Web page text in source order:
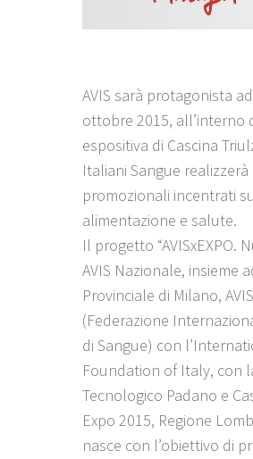
AVIS sarà protagonista
ottobre 2015, all’interno
espositiva di Cascina
Italiani Sangue
promozionali incentrati
alimentazione e salute.
Il progetto “AVISxEXPO.
AVIS Nazionale, insieme
Provinciale di Milano,
(Federazione
di Sangue) con
Foundation of Italy, con
Tecnologico Padano e
Expo 2015, Regione
nasce con l’obiettivo di